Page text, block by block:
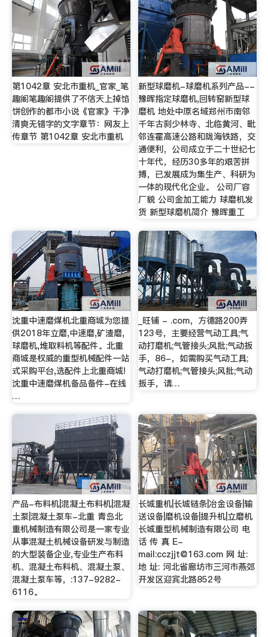
第1042章 安北市重机_官家_笔
趣阁笔趣阁提供了不信天上掉馅
饼创作的都市小说《官家》干净
清爽无错字的文字章节：网友上
传章节 第1042章 安北市重机
新型球磨机-球磨机系列产品--
豫晖指定球磨机,回转窑新型球
磨机 地处中原名域郑州市南邻
千年古刹少林寺、北临黄河、毗
邻连霍高速公路和陇海铁路，交
通便利，公司成立于二十世纪七
十年代，经历30多年的艰苦拼
搏，已发展成为集生产、科研为
一体的现代化企业。 公司厂容
厂貌 公司金加工能力 球磨机发
货 新型球磨机简介 豫晖重工
沈重中速磨煤机北重商城为您提
供2018年立磨,中速磨,矿渣磨,
球磨机,堆取料机等配件。北重
商城是权威的重型机械配件一站
式采购平台,选配件上北重商城!
沈重中速磨煤机备品备件-在线
…
_旺铺 - .com，方德路200弄
123号，主要经营气动工具;气
动打磨机;气管接头;风批;气动扳
手，86-，如需购买气动工具;
气动打磨机;气管接头;风批;气动
扳手，请…
产品-布料机|混凝土布料机|混凝
土泵|混凝土泵车-北重 青岛北
重机械制造有限公司是一家专业
从事混凝土机械设备研发与制造
的大型装备企业,专业生产布料
机、混凝土布料机、混凝土泵、
混凝土泵车等，:137-9282-
6116。
长城重机|长城链条|冶金设备|输
送设备|磨机设备|提升机|立磨机
长城重型机械制造有限公司 电
话 传 真 E-
mail:cczjjt@163.com 网 址:
地 址: 河北省廊坊市三河市燕郊
开发区迎宾北路852号